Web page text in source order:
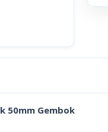
50mm Gembok